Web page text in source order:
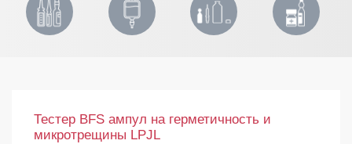
Тестер BFS ампул на герметичность и
микротрещины LPJL